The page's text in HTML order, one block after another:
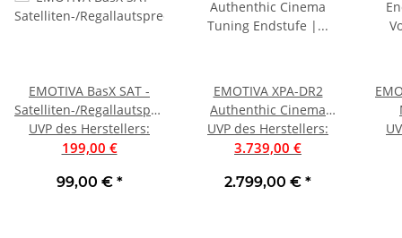
EMOTIVA BasX SAT -
Satelliten-/Regallautsprecher,
Stück | Neu
UVP des Herstellers:
199,00 €
99,00 € *
EMOTIVA XPA-DR2
Authenthic Cinema
Tuning Endstufe |
Aussteller, sehr gut
UVP des Herstellers:
3.739,00 €
2.799,00 € *